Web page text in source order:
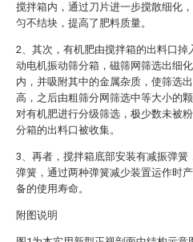
搅拌箱内，通过刀片进一步搅散细化
匀不结块，提高了肥料质量。
2、其次，有机肥由搅拌箱的出料口掉
动电机振动筛分箱，磁筛网筛选出细
内，并吸附其中的金属杂质，使筛选
高，之后由粗筛分网筛选中等大小的
对有机肥进行分级筛选，极少数未被
分箱的出料口被收集。
3、再者，搅拌箱底部安装有减振弹簧
弹簧，通过两种弹簧减少装置运作时
备的使用寿命。
附图说明